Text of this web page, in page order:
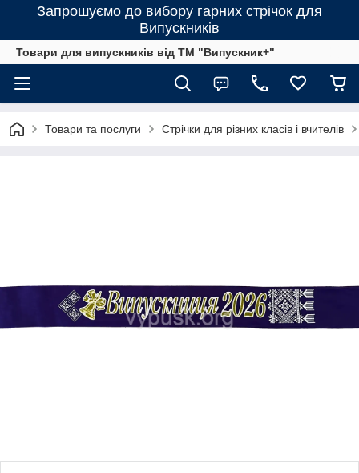
Запрошуємо до вибору гарних стрічок для
Випускників
Товари для випускників від ТМ "Випускник+"
Товари та послуги Стрічки для різних класів і вчителів